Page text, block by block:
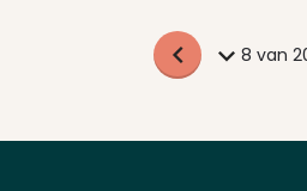
8 van